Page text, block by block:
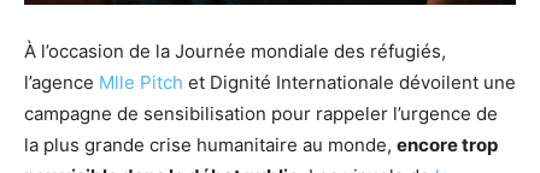
À l’occasion de la Journée mondiale des réfugiés,
l’agence Mlle Pitch et Dignité Internationale dévoilent une
campagne de sensibilisation pour rappeler l’urgence de
la plus grande crise humanitaire au monde, encore trop